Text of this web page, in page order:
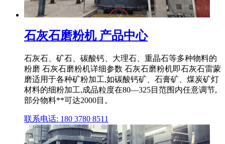
石灰石磨粉机 产品中心
石灰石、矿石、碳酸钙、大理石、重晶石等多种物料的
粉磨 石灰石磨粉机详细参数 石灰石磨粉机即石灰石雷蒙
磨适用于各种矿粉加工,如碳酸钙矿、石膏矿、煤炭矿灯
材料的细粉加工,成品粒度在80—325目范围内任意调节,
部分物料**可达2000目。
联系电话: 180 3780 8511